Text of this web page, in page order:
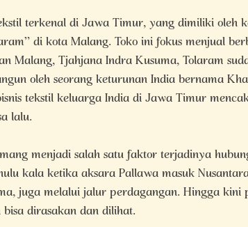
terkenal di Jawa Timur, yang dimiliki oleh
di kota Malang. Toko ini fokus menjual
Malang, Tjahjana Indra Kusuma, Tolaram
oleh seorang keturunan India bernama
tekstil keluarga India di Jawa Timur
lalu.
menjadi salah satu faktor terjadinya
kala ketika aksara Pallawa masuk
juga melalui jalur perdagangan. Hingga
dirasakan dan dilihat.